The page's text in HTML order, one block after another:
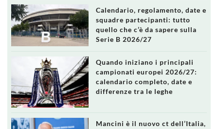
Calendario, regolamento, date e
squadre partecipanti: tutto
quello che c’è da sapere sulla
Serie B 2026/27
Quando iniziano i principali
campionati europei 2026/27:
calendario completo, date e
differenze tra le leghe
Mancini è il nuovo ct dell’Italia,